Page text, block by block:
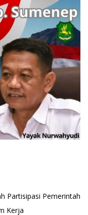
Partisipasi Pemerintah
Kerja